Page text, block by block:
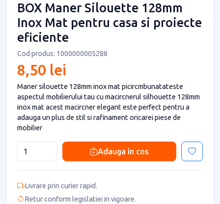
BOX Maner Silouette 128mm
Inox Mat pentru casa si proiecte
eficiente
Cod produs: 1000000005288
8,50 lei
Maner silouette 128mm inox mat picircmbunatateste
aspectul mobilierului tau cu macircnerul silhouette 128mm
inox mat acest macircner elegant este perfect pentru a
adauga un plus de stil si rafinament oricarei piese de
mobilier
Adauga in cos
Livrare prin curier rapid.
Retur conform legislatiei in vigoare.